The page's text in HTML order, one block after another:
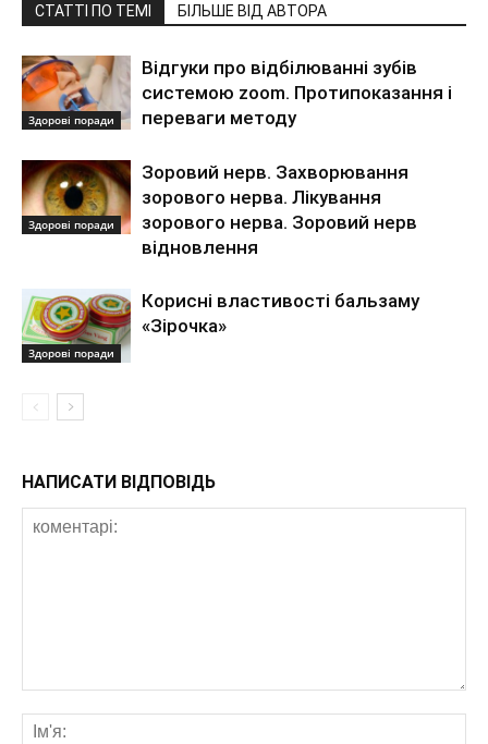
СТАТТІ ПО ТЕМІ БІЛЬШЕ ВІД АВТОРА
Здорові поради
Відгуки про відбілюванні зубів
системою zoom. Протипоказання і
переваги методу
Здорові поради
Зоровий нерв. Захворювання
зорового нерва. Лікування
зорового нерва. Зоровий нерв
відновлення
Здорові поради
Корисні властивості бальзаму
«Зірочка»
НАПИСАТИ ВІДПОВІДЬ